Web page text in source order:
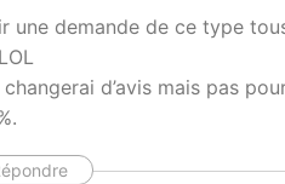
une demande de ce type
d’avis mais pas